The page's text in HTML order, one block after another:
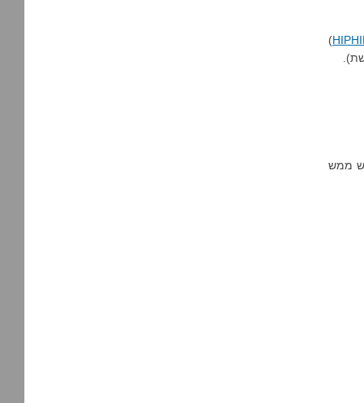
)
ממש